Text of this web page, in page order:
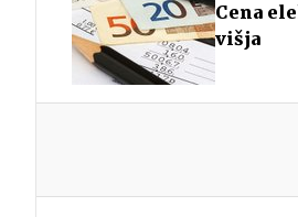
Cena
višja